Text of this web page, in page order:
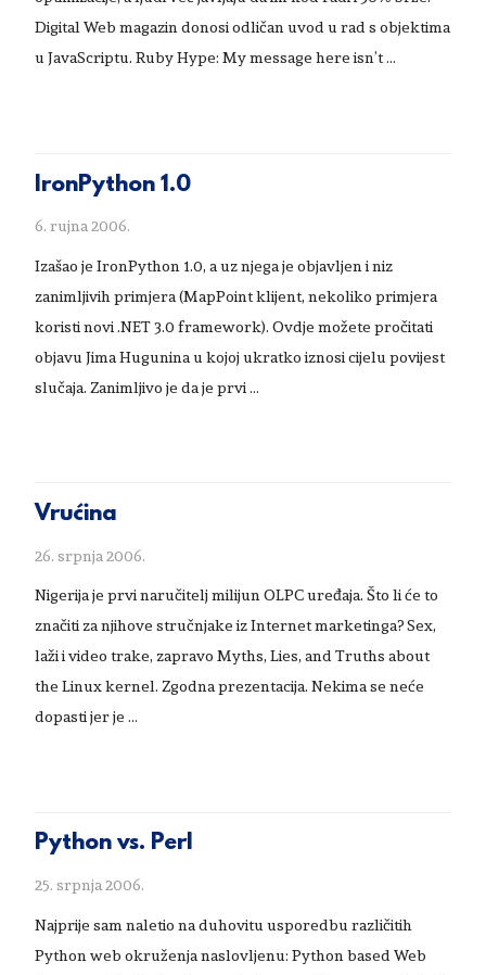
Digital Web magazin donosi odličan uvod u rad s objektima
u JavaScriptu. Ruby Hype: My message here isn’t …
IronPython 1.0
6. rujna 2006.
Izašao je IronPython 1.0, a uz njega je objavljen i niz
zanimljivih primjera (MapPoint klijent, nekoliko primjera
koristi novi .NET 3.0 framework). Ovdje možete pročitati
objavu Jima Hugunina u kojoj ukratko iznosi cijelu povijest
slučaja. Zanimljivo je da je prvi …
Vrućina
26. srpnja 2006.
Nigerija je prvi naručitelj milijun OLPC uređaja. Što li će to
značiti za njihove stručnjake iz Internet marketinga? Sex,
laži i video trake, zapravo Myths, Lies, and Truths about
the Linux kernel. Zgodna prezentacija. Nekima se neće
dopasti jer je …
Python vs. Perl
25. srpnja 2006.
Najprije sam naletio na duhovitu usporedbu različitih
Python web okruženja naslovljenu: Python based Web